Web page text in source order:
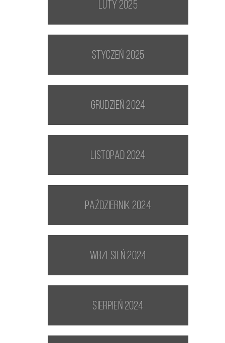
luty 2025
styczeń 2025
grudzień 2024
listopad 2024
październik 2024
wrzesień 2024
sierpień 2024